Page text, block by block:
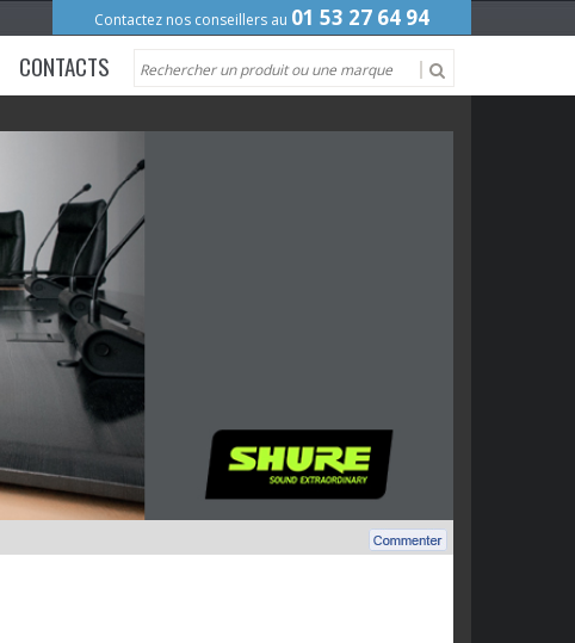
Contactez nos conseillers au 01 53 27 64 94
CONTACTS